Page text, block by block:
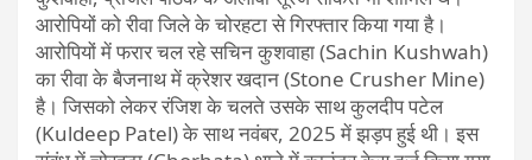
आरोपियों को रीवा जिले के चोरहटा से गिरफ्तार किया गया है।
आरोपियों में फरार चल रहे सचिन कुशवाहा (Sachin Kushwah)
का रीवा के बैजनाथ में क्रेशर खदान (Stone Crusher Mine)
है। जिसको लेकर रंजिश के चलते उसके साथ कुलदीप पटेल
(Kuldeep Patel) के साथ नवंबर, 2025 में झड़प हुई थी। इस